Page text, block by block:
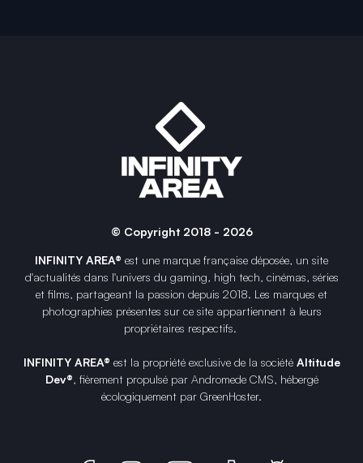
© Copyright 2018 - 2026
INFINITY AREA® est une marque française déposée, un site
d'actualités dans l'univers du gaming, high tech, cinémas, séries
et films, partageant la passion depuis 2018. Les marques et
photographies présentes sur ce site appartiennent à leurs
propriétaires respectifs.
INFINITY AREA® est la propriété exclusive de la société Altitude
Dev®, fièrement propulsé par Andromede CMS, hébergé
écologiquement par GreenHoster.